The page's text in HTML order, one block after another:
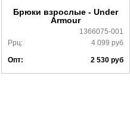
Брюки взрослые - Under
Armour
1366075-001
Ррц:
4 099 руб
Опт: 2 530 руб